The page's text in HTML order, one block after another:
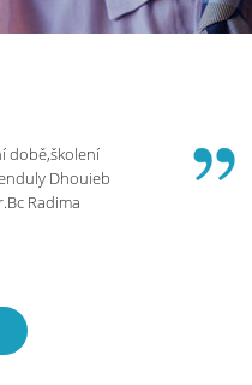
době,školení
Dhouieb
Radima
na